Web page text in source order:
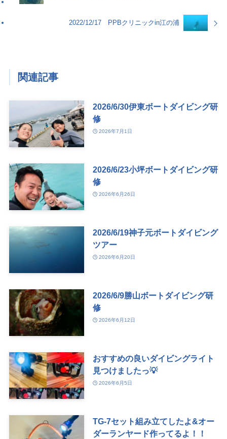
2022/12/17 PPBクリニックin江の浦
関連記事
2026/6/30伊東ボートダイビング研
修
2026年7月1日
2026/6/23小坪ボートダイビング研
修
2026年6月26日
2026/6/19神子元ボートダイビング
ツアー
2026年6月20日
2026/6/9勝山ボートダイビング研
修
2026年6月12日
おすすめの良いダイビングライト
見つけましたっ💡
2026年6月5日
TG-7セット組み立てしたよ&オー
ダーランヤード作ってるよ！！